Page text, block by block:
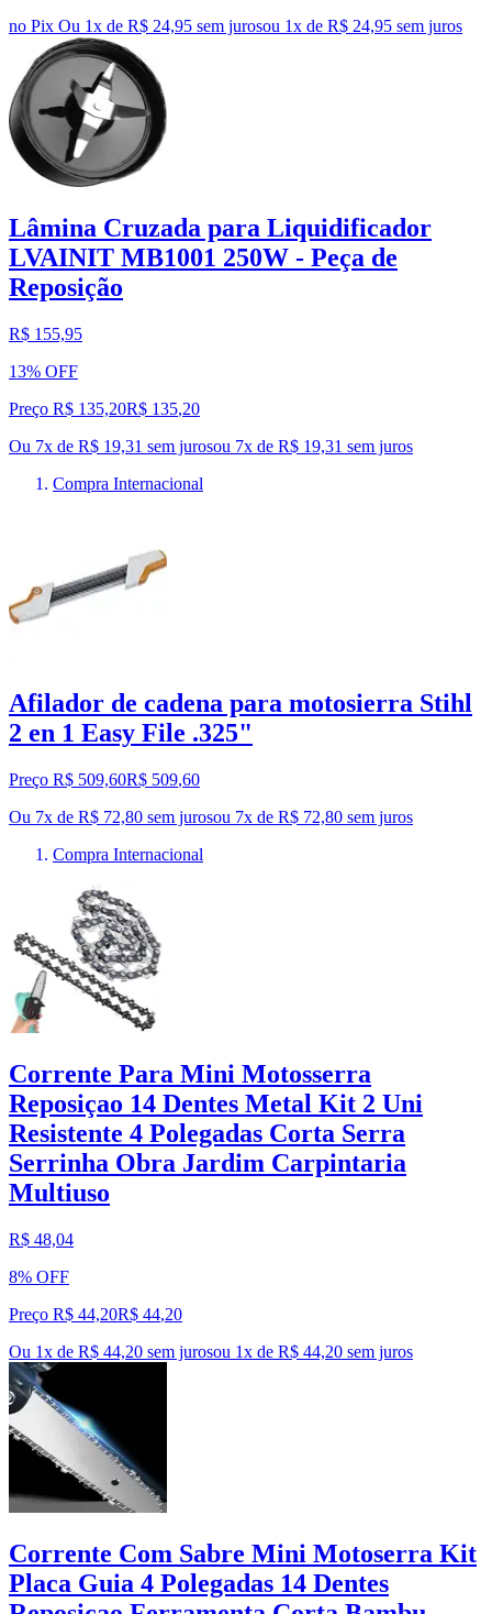
no Pix Ou 1x de R$ 24,95 sem jurosou 1x de R$ 24,95 sem juros
Lâmina Cruzada para Liquidificador
LVAINIT MB1001 250W - Peça de
Reposição
R$ 155,95
13% OFF
Preço R$ 135,20R$ 135,20
Ou 7x de R$ 19,31 sem jurosou 7x de R$ 19,31 sem juros
Compra Internacional
Afilador de cadena para motosierra Stihl
2 en 1 Easy File .325"
Preço R$ 509,60R$ 509,60
Ou 7x de R$ 72,80 sem jurosou 7x de R$ 72,80 sem juros
Compra Internacional
Corrente Para Mini Motosserra
Reposiçao 14 Dentes Metal Kit 2 Uni
Resistente 4 Polegadas Corta Serra
Serrinha Obra Jardim Carpintaria
Multiuso
R$ 48,04
8% OFF
Preço R$ 44,20R$ 44,20
Ou 1x de R$ 44,20 sem jurosou 1x de R$ 44,20 sem juros
Corrente Com Sabre Mini Motoserra Kit
Placa Guia 4 Polegadas 14 Dentes